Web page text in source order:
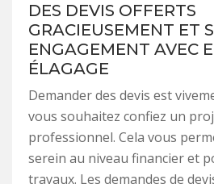
DES DEVIS OFFERTS
GRACIEUSEMENT ET
ENGAGEMENT AVEC
ÉLAGAGE
Demander des devis est
vous souhaitez confiez un
professionnel. Cela vous
serein au niveau financier et
travaux. Les demandes de